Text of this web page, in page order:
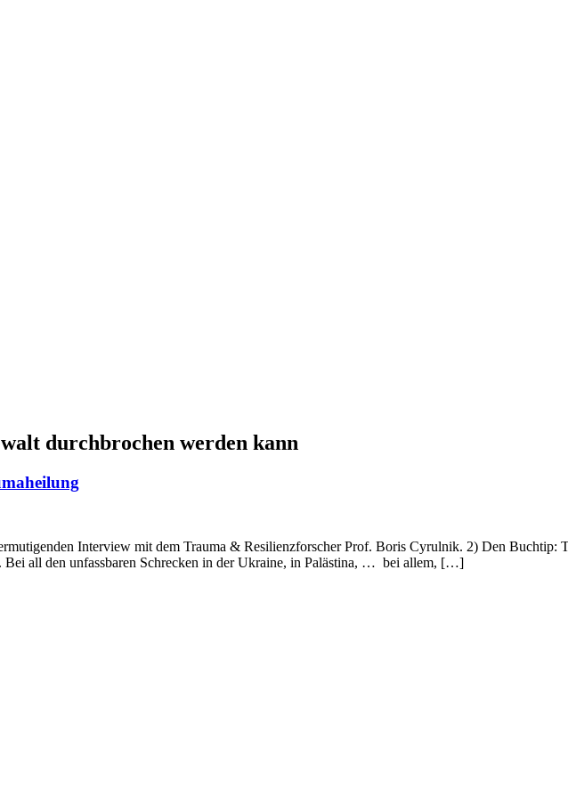
durchbrochen werden kann
Interview mit dem Trauma & Resilienzforscher Prof. Boris Cyrulnik. 2) Den
all den unfassbaren Schrecken in der Ukraine, in Palästina, … bei allem, […]